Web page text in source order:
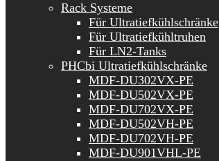
Rack Systeme
Für Ultratiefkühlschränke
Für Ultratiefkühltruhen
Für LN2-Tanks
PHCbi Ultratiefkühlschränke
MDF-DU302VX-PE
MDF-DU502VX-PE
MDF-DU702VX-PE
MDF-DU502VH-PE
MDF-DU702VH-PE
MDF-DU901VHL-PE